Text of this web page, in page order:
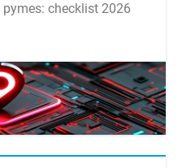
checklist 2026